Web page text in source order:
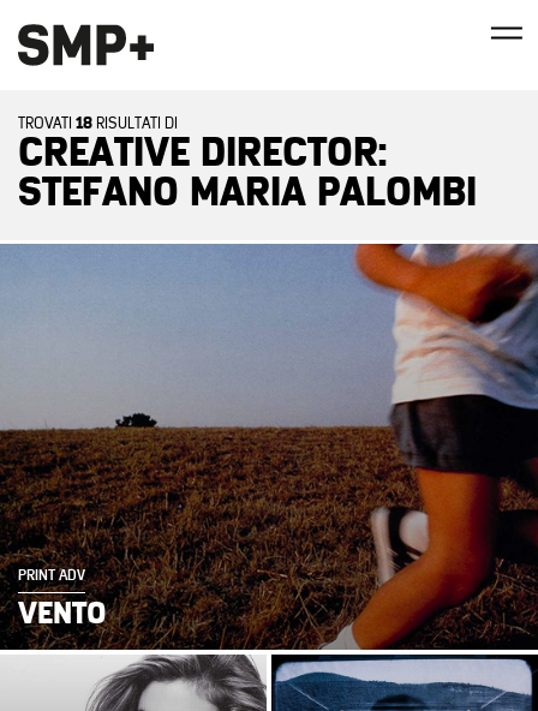
TROVATI 18 RISULTATI DI
CREATIVE DIRECTOR:
STEFANO MARIA PALOMBI
PRINT ADV
VENTO